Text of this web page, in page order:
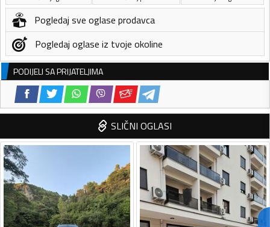
Pogledaj sve oglase prodavca
Pogledaj oglase iz tvoje okoline
PODIJELI SA PRIJATELJIMA
SLIČNI OGLASI